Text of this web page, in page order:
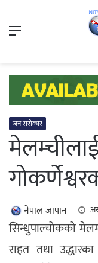
Menu
जन सरोकार
नेपाल जापान
सिन्धुपाल्चोकको
राहत तथा